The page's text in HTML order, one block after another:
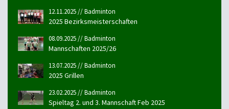
12.11.2025 // Badminton
2025 Bezirksmeisterschaften
08.09.2025 // Badminton
Mannschaften 2025/26
13.07.2025 // Badminton
2025 Grillen
23.02.2025 // Badminton
Spieltag 2. und 3. Mannschaft Feb 2025